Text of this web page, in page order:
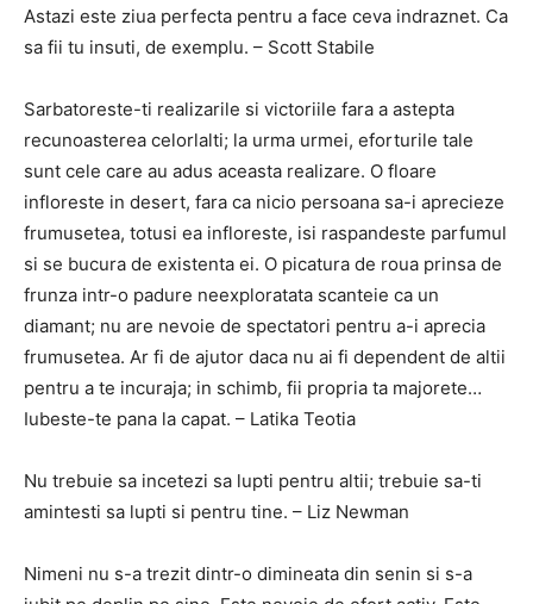
Astazi este ziua perfecta pentru a face ceva indraznet. Ca
sa fii tu insuti, de exemplu. – Scott Stabile
Sarbatoreste-ti realizarile si victoriile fara a astepta
recunoasterea celorlalti; la urma urmei, eforturile tale
sunt cele care au adus aceasta realizare. O floare
infloreste in desert, fara ca nicio persoana sa-i aprecieze
frumusetea, totusi ea infloreste, isi raspandeste parfumul
si se bucura de existenta ei. O picatura de roua prinsa de
frunza intr-o padure neexploratata scanteie ca un
diamant; nu are nevoie de spectatori pentru a-i aprecia
frumusetea. Ar fi de ajutor daca nu ai fi dependent de altii
pentru a te incuraja; in schimb, fii propria ta majorete…
Iubeste-te pana la capat. – Latika Teotia
Nu trebuie sa incetezi sa lupti pentru altii; trebuie sa-ti
amintesti sa lupti si pentru tine. – Liz Newman
Nimeni nu s-a trezit dintr-o dimineata din senin si s-a